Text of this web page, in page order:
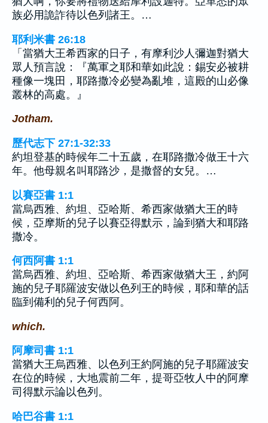
族必用詭詐待以色列諸王。…
耶利米書 26:18
「當猶大王希西家的日子，有摩利沙人彌迦對猶大
眾人預言說：『萬軍之耶和華如此說：錫安必被耕
種像一塊田，耶路撒冷必變為亂堆，這殿的山必像
叢林的高處。』
Jotham.
歷代志下 27:1-32:33
約坦登基的時候年二十五歲，在耶路撒冷做王十六
年。他母親名叫耶路沙，是撒督的女兒。…
以賽亞書 1:1
當烏西雅、約坦、亞哈斯、希西家做猶大王的時
候，亞摩斯的兒子以賽亞得默示，論到猶大和耶路
撒冷。
何西阿書 1:1
當烏西雅、約坦、亞哈斯、希西家做猶大王，約阿
施的兒子耶羅波安做以色列王的時候，耶和華的話
臨到備利的兒子何西阿。
which.
阿摩司書 1:1
當猶大王烏西雅、以色列王約阿施的兒子耶羅波安
在位的時候，大地震前二年，提哥亞牧人中的阿摩
司得默示論以色列。
哈巴谷書 1:1